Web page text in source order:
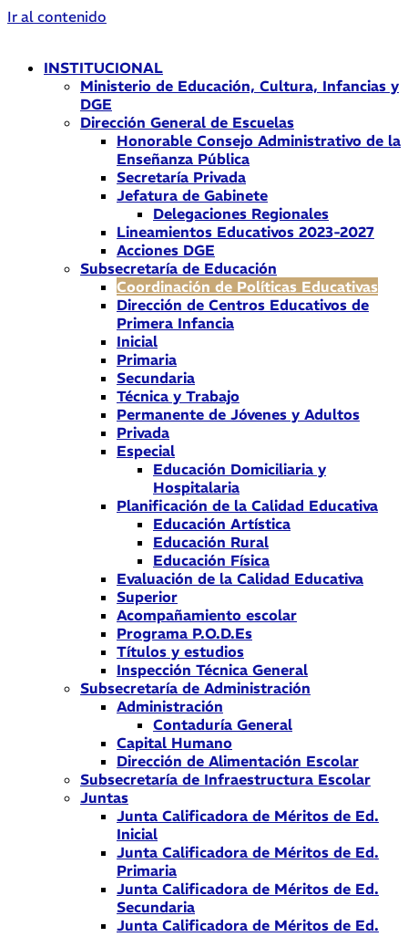
Ir al contenido
INSTITUCIONAL
Ministerio de Educación, Cultura, Infancias y
DGE
Dirección General de Escuelas
Honorable Consejo Administrativo de la
Enseñanza Pública
Secretaría Privada
Jefatura de Gabinete
Delegaciones Regionales
Lineamientos Educativos 2023-2027
Acciones DGE
Subsecretaría de Educación
Coordinación de Políticas Educativas
Dirección de Centros Educativos de
Primera Infancia
Inicial
Primaria
Secundaria
Técnica y Trabajo
Permanente de Jóvenes y Adultos
Privada
Especial
Educación Domiciliaria y
Hospitalaria
Planificación de la Calidad Educativa
Educación Artística
Educación Rural
Educación Física
Evaluación de la Calidad Educativa
Superior
Acompañamiento escolar
Programa P.O.D.Es
Títulos y estudios
Inspección Técnica General
Subsecretaría de Administración
Administración
Contaduría General
Capital Humano
Dirección de Alimentación Escolar
Subsecretaría de Infraestructura Escolar
Juntas
Junta Calificadora de Méritos de Ed.
Inicial
Junta Calificadora de Méritos de Ed.
Primaria
Junta Calificadora de Méritos de Ed.
Secundaria
Junta Calificadora de Méritos de Ed.